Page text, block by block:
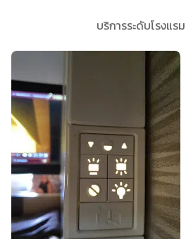
บริการระดับโรงแร